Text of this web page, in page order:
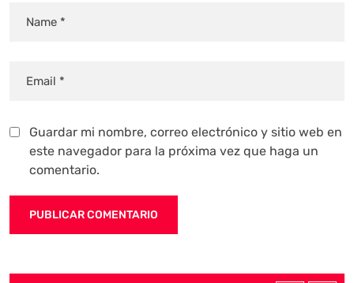
Guardar mi nombre, correo electrónico y sitio web en
este navegador para la próxima vez que haga un
comentario.